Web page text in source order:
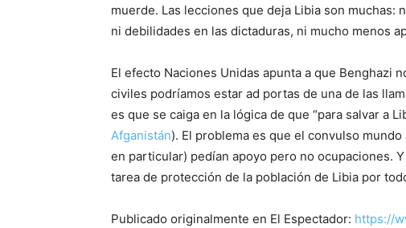
muerde. Las lecciones que deja Libia son
ni debilidades en las dictaduras, ni mucho menos
El efecto Naciones Unidas apunta a que Benghazi
civiles podríamos estar ad portas de una de las
es que se caiga en la lógica de que “para salvar a
Afganistán). El problema es que el convulso
en particular) pedían apoyo pero no ocupaciones.
tarea de protección de la población de Libia por
Publicado originalmente en El Espectador: https://